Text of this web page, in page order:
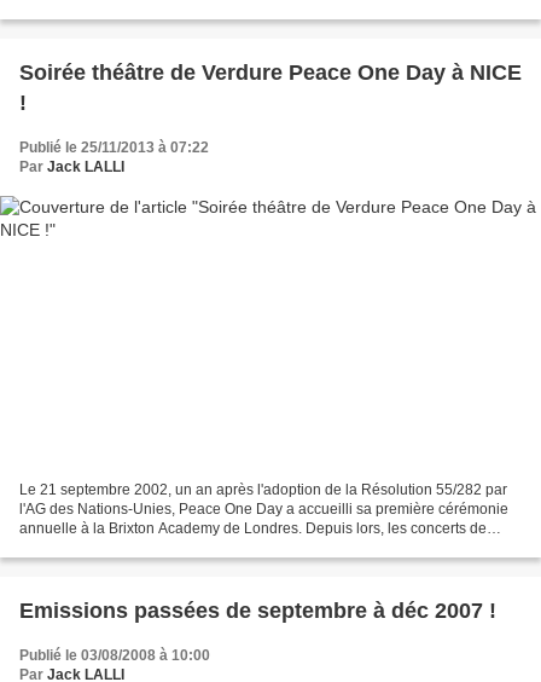
Soirée théâtre de Verdure Peace One Day à NICE
!
Publié le 25/11/2013 à 07:22
Par Jack LALLI
Le 21 septembre 2002, un an après l'adoption de la Résolution 55/282 par
l'AG des Nations-Unies, Peace One Day a accueilli sa première cérémonie
annuelle à la Brixton Academy de Londres. Depuis lors, les concerts de
Emissions passées de septembre à déc 2007 !
Publié le 03/08/2008 à 10:00
Par Jack LALLI